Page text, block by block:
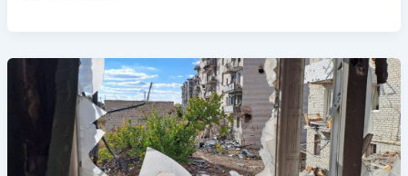
у
знищенні
сліпаків
на
Херсонщині